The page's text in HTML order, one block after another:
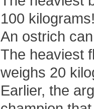
100
An ostrich
The heaviest
weighs 20
Earlier, the